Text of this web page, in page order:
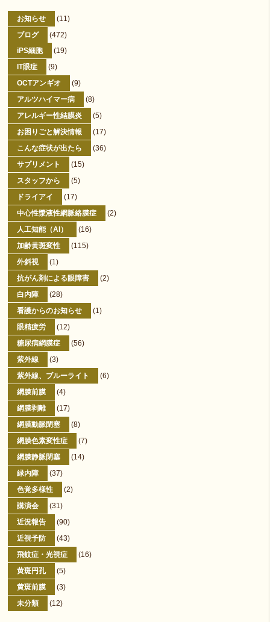
お知らせ
(11)
ブログ
(472)
iPS細胞
(19)
IT眼症
(9)
OCTアンギオ
(9)
アルツハイマー病
(8)
アレルギー性結膜炎
(5)
お困りごと解決情報
(17)
こんな症状が出たら
(36)
サプリメント
(15)
スタッフから
(5)
ドライアイ
(17)
中心性漿液性網脈絡膜症
(2)
人工知能（AI）
(16)
加齢黄斑変性
(115)
外斜視
(1)
抗がん剤による眼障害
(2)
白内障
(28)
看護からのお知らせ
(1)
眼精疲労
(12)
糖尿病網膜症
(56)
紫外線
(3)
紫外線、ブルーライト
(6)
網膜前膜
(4)
網膜剥離
(17)
網膜動脈閉塞
(8)
網膜色素変性症
(7)
網膜静脈閉塞
(14)
緑内障
(37)
色覚多様性
(2)
講演会
(31)
近況報告
(90)
近視予防
(43)
飛蚊症・光視症
(16)
黄斑円孔
(5)
黄斑前膜
(3)
未分類
(12)